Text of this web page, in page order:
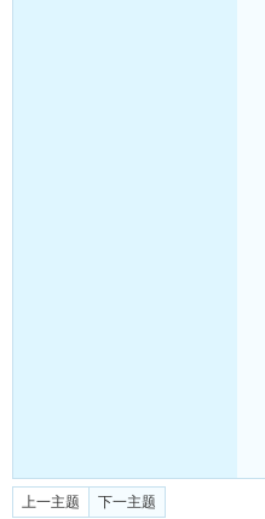
上一主题 下一主题